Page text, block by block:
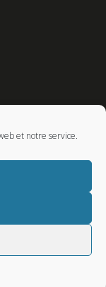
et notre service.